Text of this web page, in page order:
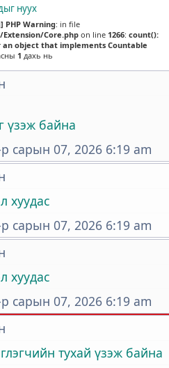
нуух
PHP Warning: in file
Core.phpon line 1266: count():
object that implements Countable
1 дахь нь
үзэж байна
сарын 07, 2026 6:19 am
хуудас
сарын 07, 2026 6:19 am
хуудас
сарын 07, 2026 6:19 am
тухай үзэж байна